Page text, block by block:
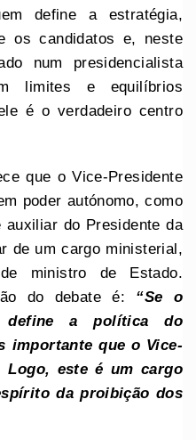
define a estratégia,
os candidatos e, neste
num presidencialista
limites e equilíbrios
é o verdadeiro centro
que o Vice-Presidente
poder autónomo, como
auxiliar do Presidente da
de um cargo ministerial,
ministro de Estado.
do debate é: “Se o
define a política do
importante que o Vice-
Logo, este é um cargo
da proibição dos